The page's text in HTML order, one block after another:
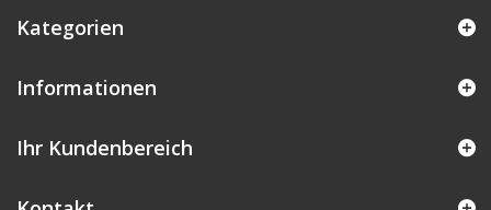
Kategorien
Informationen
Ihr Kundenbereich